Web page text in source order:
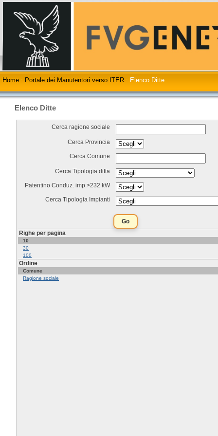
Home : Portale dei Manutentori verso ITER : Elenco Ditte
Elenco Ditte
Cerca ragione sociale
Cerca Provincia
Cerca Comune
Cerca Tipologia ditta
Patentino Conduz. imp.>232 kW
Cerca Tipologia Impianti
Righe per pagina
10
30
100
Ordine
Comune
Ragione sociale